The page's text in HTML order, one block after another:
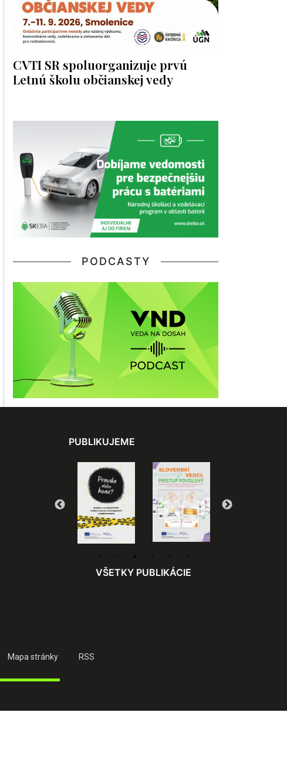
CVTI SR spoluorganizuje prvú
Letnú školu občianskej vedy
PODCASTY
PUBLIKUJEME
VŠETKY PUBLIKÁCIE
Mapa stránky RSS